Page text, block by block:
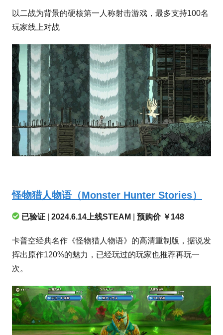
以二战为背景的硬核第一人称射击游戏，最多支持100名
玩家线上对战
怪物猎人物语（Monster Hunter Stories）
已验证 2024.6.14上线STEAM 预购价 ￥148
卡普空经典名作《怪物猎人物语》的高清重制版，据说发
挥出原作120%的魅力，已经玩过的玩家也推荐再玩一
次。